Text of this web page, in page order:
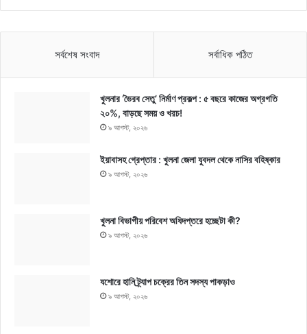
সর্বশেষ সংবাদ সর্বাধিক পঠিত
খুলনার ‘ভৈরব সেতু’ নির্মাণ প্রকল্প : ৫ বছরে কাজের অগ্রগতি
২০%, বাড়ছে সময় ও খরচ!
৯ আগস্ট, ২০২৬
ইয়াবাসহ গ্রেপ্তার : খুলনা জেলা যুবদল থেকে নাসির বহিষ্কার
৯ আগস্ট, ২০২৬
খুলনা বিভাগীয় পরিবেশ অধিদপ্তরে হচ্ছেটা কী?
৯ আগস্ট, ২০২৬
যশোরে হানি ট্র্যাপ চক্রের তিন সদস্য পাকড়াও
৯ আগস্ট, ২০২৬